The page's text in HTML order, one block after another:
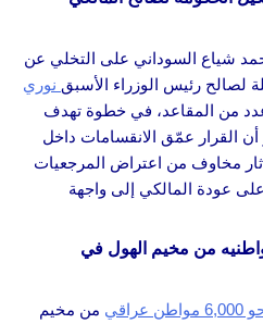
شياع السوداني على التخلي عن
لصالح رئيس الوزراء الأسبق نوري
عدد من المقاعد، في خطوة تهدف
القرار عمّق الانقسامات داخل
مخاوف من اعتراض المرجعيات
عودة المالكي إلى واجهة
من مخيم الهول في
عراقي
من مخيم